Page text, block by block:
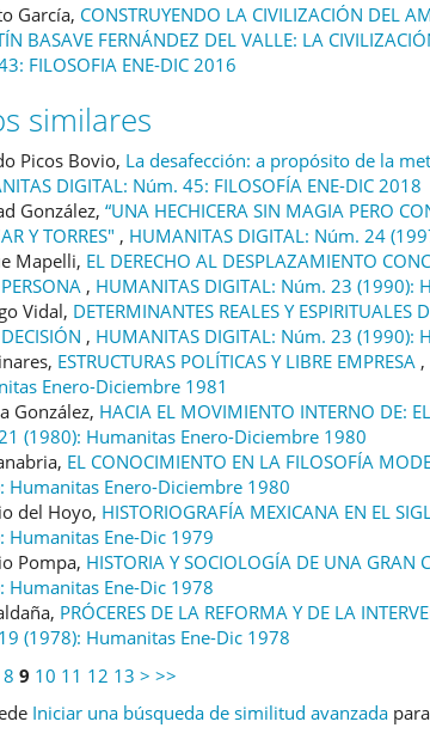
García, CONSTRUYENDO LA CIVILIZACIÓN DEL
BASAVE FERNÁNDEZ DEL VALLE: LA
FILOSOFIA ENE-DIC 2016
similares
Picos Bovio, La desafección: a propósito de la
DIGITAL: Núm. 45: FILOSOFÍA ENE-DIC 2018
González, “UNA HECHICERA SIN MAGIA PERO
Y TORRES" , HUMANITAS DIGITAL: Núm. 24
Mapelli, EL DERECHO AL DESPLAZAMIENTO
, HUMANITAS DIGITAL: Núm. 23
Vidal, DETERMINANTES REALES Y
, HUMANITAS DIGITAL: Núm. 23
ESTRUCTURAS POLÍTICAS Y LIBRE EMPRESA ,
Enero-Diciembre 1981
González, HACIA EL MOVIMIENTO INTERNO DE:
(1980): Humanitas Enero-Diciembre 1980
EL CONOCIMIENTO EN LA FILOSOFÍA
Humanitas Enero-Diciembre 1980
del Hoyo, HISTORIOGRAFÍA MEXICANA EN EL
Humanitas Ene-Dic 1979
Pompa, HISTORIA Y SOCIOLOGÍA DE UNA GRAN
Humanitas Ene-Dic 1978
PRÓCERES DE LA REFORMA Y DE LA
(1978): Humanitas Ene-Dic 1978
8 9 10 11 12 13 > >>
Iniciar una búsqueda de similitud avanzada